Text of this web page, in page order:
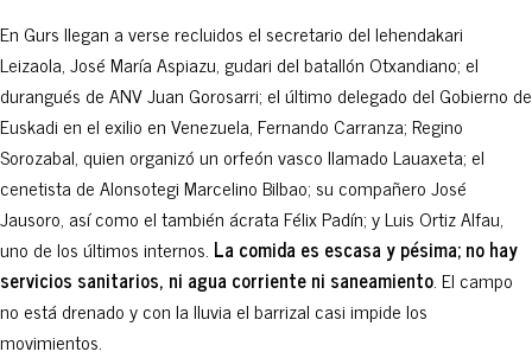
En Gurs llegan a verse recluidos el secretario del lehendakari
Leizaola, José María Aspiazu, gudari del batallón Otxandiano; el
durangués de ANV Juan Gorosarri; el último delegado del Gobierno de
Euskadi en el exilio en Venezuela, Fernando Carranza; Regino
Sorozabal, quien organizó un orfeón vasco llamado Lauaxeta; el
cenetista de Alonsotegi Marcelino Bilbao; su compañero José
Jausoro, así como el también ácrata Félix Padín; y Luis Ortiz Alfau,
uno de los últimos internos. La comida es escasa y pésima; no hay
servicios sanitarios, ni agua corriente ni saneamiento. El campo
no está drenado y con la lluvia el barrizal casi impide los
movimientos.